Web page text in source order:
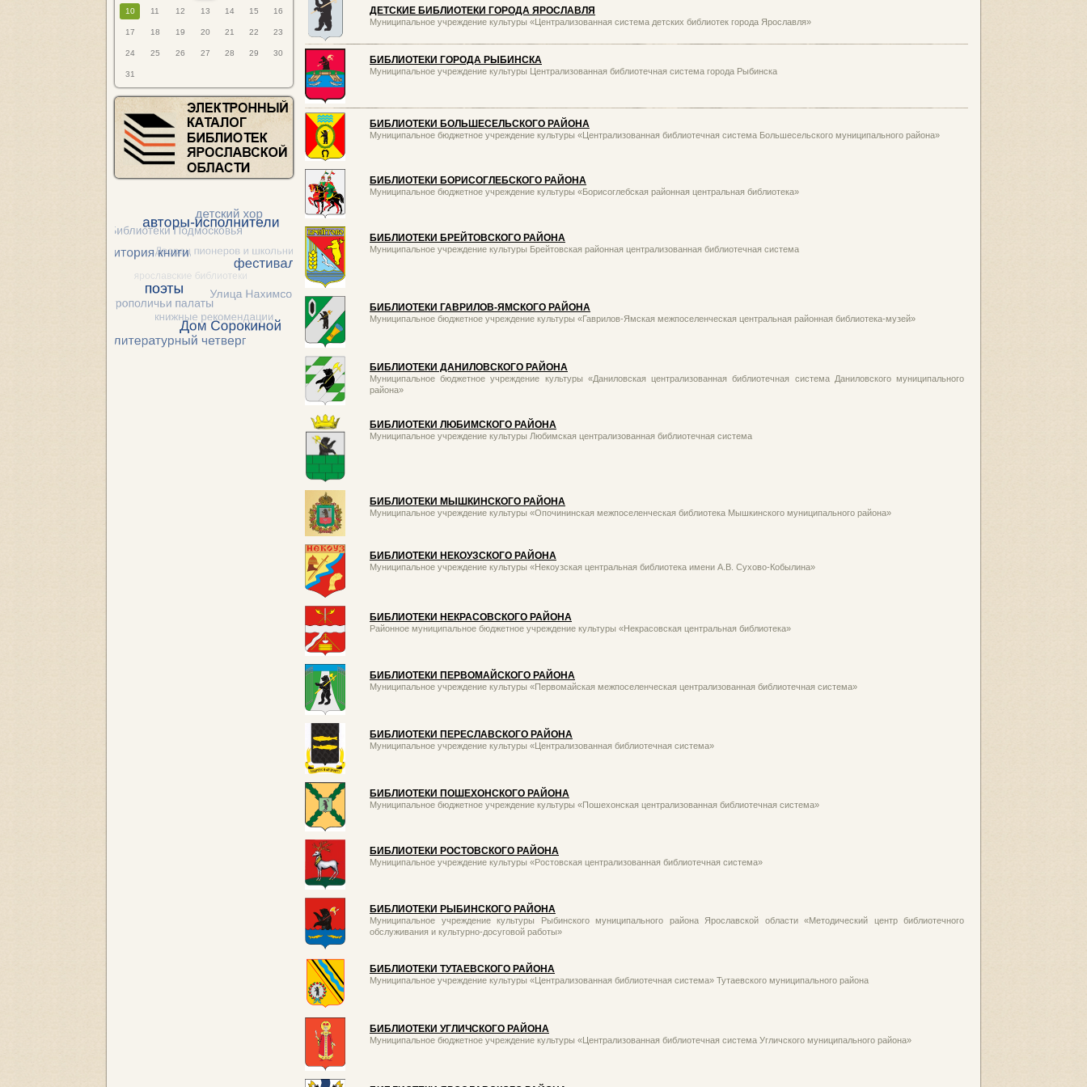
10 11 12 13 14 15 16
17 18 19 20 21 22 23
24 25 26 27 28 29 30
31
ДЕТСКИЕ БИБЛИОТЕКИ ГОРОДА ЯРОСЛАВЛЯ
Муниципальное учреждение культуры «Централизованная система детских библиотек города Ярославля»
БИБЛИОТЕКИ ГОРОДА РЫБИНСКА
Муниципальное учреждение культуры Централизованная библиотечная система города Рыбинска
БИБЛИОТЕКИ БОЛЬШЕСЕЛЬСКОГО РАЙОНА
Муниципальное бюджетное учреждение культуры «Централизованная библиотечная система Большесельского муниципального района»
БИБЛИОТЕКИ БОРИСОГЛЕБСКОГО РАЙОНА
Муниципальное бюджетное учреждение культуры «Борисоглебская районная центральная библиотека»
БИБЛИОТЕКИ БРЕЙТОВСКОГО РАЙОНА
Муниципальное учреждение культуры Брейтовская районная централизованная библиотечная система
БИБЛИОТЕКИ ГАВРИЛОВ-ЯМСКОГО РАЙОНА
Муниципальное бюджетное учреждение культуры «Гаврилов-Ямская межпоселенческая центральная районная библиотека-музей»
БИБЛИОТЕКИ ДАНИЛОВСКОГО РАЙОНА
Муниципальное бюджетное учреждение культуры «Даниловская централизованная библиотечная система Даниловского муниципального
района»
БИБЛИОТЕКИ ЛЮБИМСКОГО РАЙОНА
Муниципальное учреждение культуры Любимская централизованная библиотечная система
БИБЛИОТЕКИ МЫШКИНСКОГО РАЙОНА
Муниципальное учреждение культуры «Опочининская межпоселенческая библиотека Мышкинского муниципального района»
БИБЛИОТЕКИ НЕКОУЗСКОГО РАЙОНА
Муниципальное учреждение культуры «Некоузская центральная библиотека имени А.В. Сухово-Кобылина»
БИБЛИОТЕКИ НЕКРАСОВСКОГО РАЙОНА
Районное муниципальное бюджетное учреждение культуры «Некрасовская центральная библиотека»
БИБЛИОТЕКИ ПЕРВОМАЙСКОГО РАЙОНА
Муниципальное учреждение культуры «Первомайская межпоселенческая централизованная библиотечная система»
БИБЛИОТЕКИ ПЕРЕСЛАВСКОГО РАЙОНА
Муниципальное учреждение культуры «Централизованная библиотечная система»
БИБЛИОТЕКИ ПОШЕХОНСКОГО РАЙОНА
Муниципальное бюджетное учреждение культуры «Пошехонская централизованная библиотечная система»
БИБЛИОТЕКИ РОСТОВСКОГО РАЙОНА
Муниципальное учреждение культуры «Ростовская централизованная библиотечная система»
БИБЛИОТЕКИ РЫБИНСКОГО РАЙОНА
Муниципальное учреждение культуры Рыбинского муниципального района Ярославской области «Методический центр библиотечного
обслуживания и культурно-досуговой работы»
БИБЛИОТЕКИ ТУТАЕВСКОГО РАЙОНА
Муниципальное учреждение культуры «Централизованная библиотечная система» Тутаевского муниципального района
БИБЛИОТЕКИ УГЛИЧСКОГО РАЙОНА
Муниципальное бюджетное учреждение культуры «Централизованная библиотечная система Угличского муниципального района»